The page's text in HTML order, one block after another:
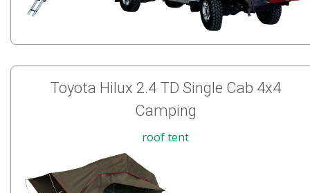
Toyota Hilux 2.4 TD Single Cab 4x4
Camping
roof tent